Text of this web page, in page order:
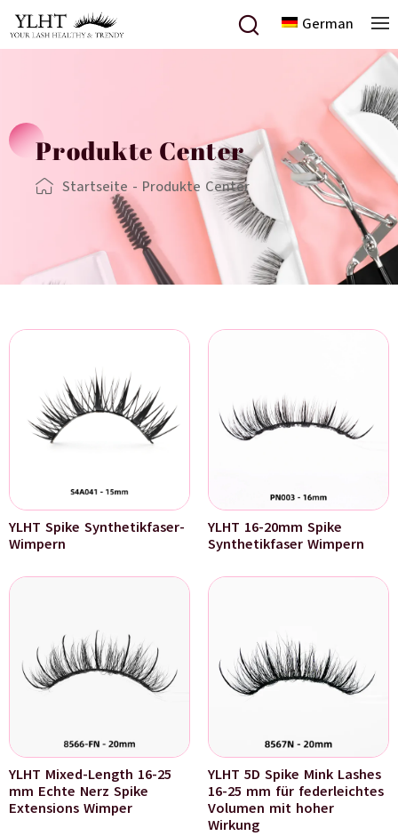
German
Produkte Center
Startseite - Produkte Center
YLHT Spike Synthetikfaser-
Wimpern
YLHT 16-20mm Spike
Synthetikfaser Wimpern
YLHT Mixed-Length 16-25
mm Echte Nerz Spike
Extensions Wimper
YLHT 5D Spike Mink Lashes
16-25 mm für federleichtes
Volumen mit hoher
Wirkung